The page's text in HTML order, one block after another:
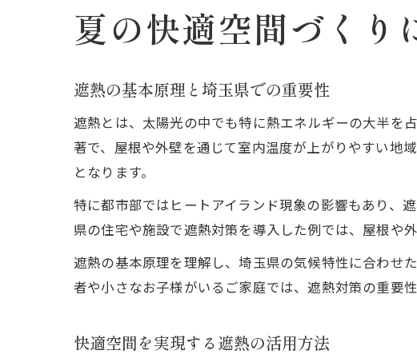
夏の快適空間づくり
遮熱の基本原理と埼玉県での重要性
遮熱とは、太陽光の中でも特に熱エネルギーの大半を
著で、屋根や外壁を通じて室内温度が上がりやすい地
となります。
特に都市部ではヒートアイランド現象の影響もあり、
県の住宅や施設で遮熱対策を導入した例では、屋根や
遮熱の基本原理を理解し、埼玉県の気候特性に合わせ
者や小さなお子様がいるご家庭では、遮熱対策の重要性
快適空間を実現する遮熱の活用方法